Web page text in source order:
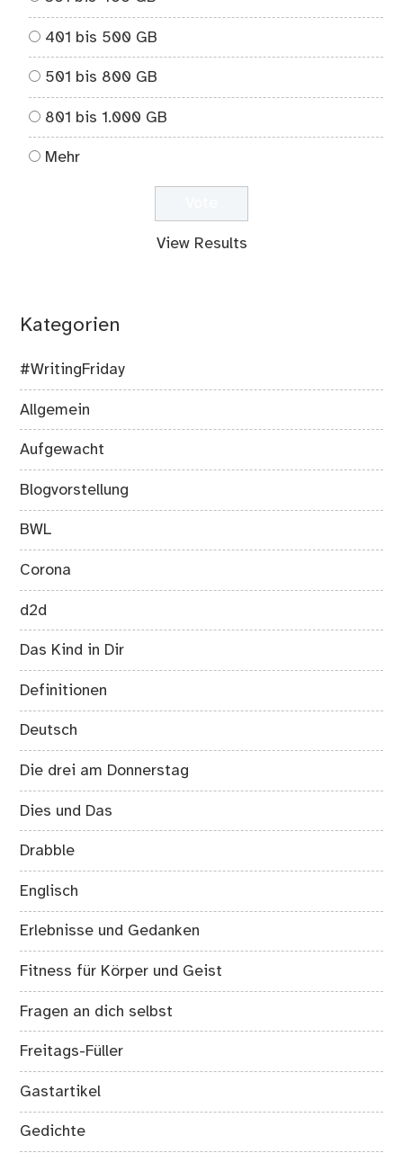
401 bis 500 GB
501 bis 800 GB
801 bis 1.000 GB
Mehr
View Results
Kategorien
#WritingFriday
Allgemein
Aufgewacht
Blogvorstellung
BWL
Corona
d2d
Das Kind in Dir
Definitionen
Deutsch
Die drei am Donnerstag
Dies und Das
Drabble
Englisch
Erlebnisse und Gedanken
Fitness für Körper und Geist
Fragen an dich selbst
Freitags-Füller
Gastartikel
Gedichte